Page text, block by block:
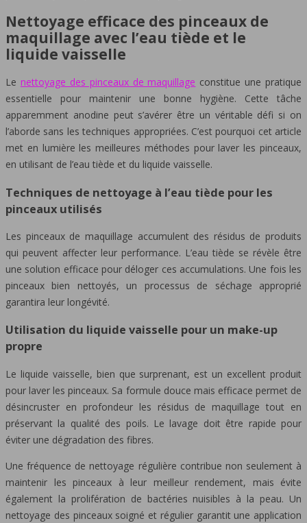
Nettoyage efficace des pinceaux de
maquillage avec l’eau tiède et le
liquide vaisselle
Le nettoyage des pinceaux de maquillage constitue une pratique
essentielle pour maintenir une bonne hygiène. Cette tâche
apparemment anodine peut s’avérer être un véritable défi si on
l’aborde sans les techniques appropriées. C’est pourquoi cet article
met en lumière les meilleures méthodes pour laver les pinceaux,
en utilisant de l’eau tiède et du liquide vaisselle.
Techniques de nettoyage à l’eau tiède pour les
pinceaux utilisés
Les pinceaux de maquillage accumulent des résidus de produits
qui peuvent affecter leur performance. L’eau tiède se révèle être
une solution efficace pour déloger ces accumulations. Une fois les
pinceaux bien nettoyés, un processus de séchage approprié
garantira leur longévité.
Utilisation du liquide vaisselle pour un make-up
propre
Le liquide vaisselle, bien que surprenant, est un excellent produit
pour laver les pinceaux. Sa formule douce mais efficace permet de
désincruster en profondeur les résidus de maquillage tout en
préservant la qualité des poils. Le lavage doit être rapide pour
éviter une dégradation des fibres.
Une fréquence de nettoyage régulière contribue non seulement à
maintenir les pinceaux à leur meilleur rendement, mais évite
également la prolifération de bactéries nuisibles à la peau. Un
nettoyage des pinceaux soigné et régulier garantit une application